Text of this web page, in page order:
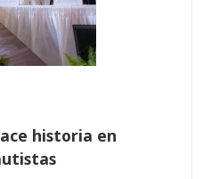
historia en